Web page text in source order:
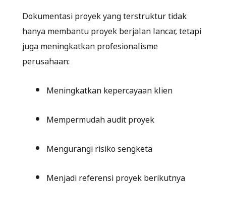
Dokumentasi proyek yang terstruktur tidak
hanya membantu proyek berjalan lancar, tetapi
juga meningkatkan profesionalisme
perusahaan:
Meningkatkan kepercayaan klien
Mempermudah audit proyek
Mengurangi risiko sengketa
Menjadi referensi proyek berikutnya